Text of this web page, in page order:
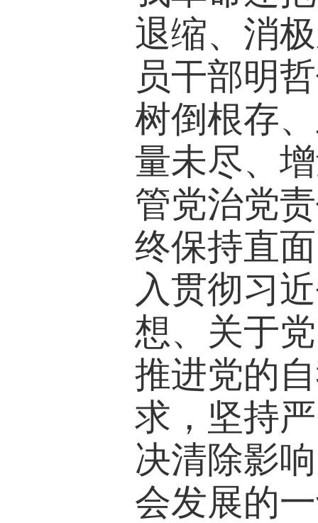
退缩、消
员干部明
树倒根存
量未尽、
管党治党
终保持直
入贯彻习
想、关于
推进党的
求，坚持
决清除影
会发展的